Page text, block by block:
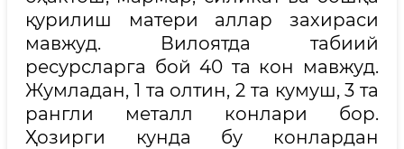
қурилиш матери аллар захираси
мавжуд. Вилоятда табиий
ресурсларга бой 40 та кон мавжуд.
Жумладан, 1 та олтин, 2 та кумуш, 3 та
рангли металл конлари бор.
Ҳозирги кунда бу конлардан